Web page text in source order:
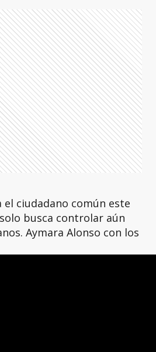
ciudadano común este
busca controlar aún
Aymara Alonso con los